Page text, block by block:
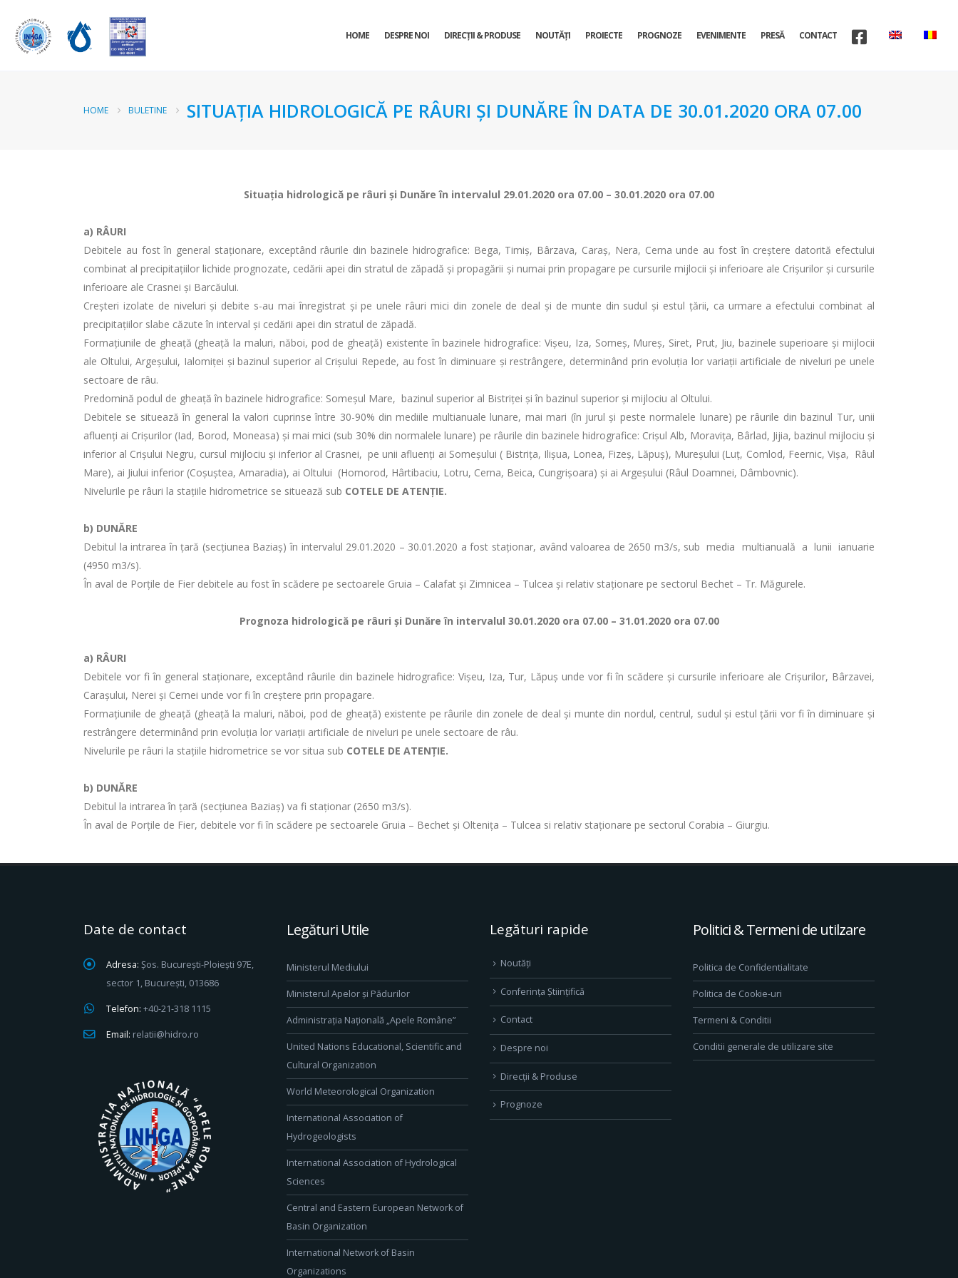
HOME DESPRE NOI DIRECŢII & PRODUSE NOUTĂȚI PROIECTE PROGNOZE EVENIMENTE PRESĂ CONTACT
HOME BULETINE SITUAŢIA HIDROLOGICĂ PE RÂURI ŞI DUNĂRE ÎN DATA DE 30.01.2020 ORA 07.00
Situaţia hidrologică pe râuri şi Dunăre în intervalul 29.01.2020 ora 07.00 – 30.01.2020 ora 07.00
a) RÂURI
Debitele au fost în general staționare, exceptând râurile din bazinele hidrografice: Bega, Timiș, Bârzava, Caraș, Nera, Cerna unde au fost în creștere datorită efectului
combinat al precipitațiilor lichide prognozate, cedării apei din stratul de zăpadă și propagării și numai prin propagare pe cursurile mijlocii și inferioare ale Crișurilor și cursurile
inferioare ale Crasnei și Barcăului.
Creşteri izolate de niveluri şi debite s-au mai înregistrat și pe unele râuri mici din zonele de deal și de munte din sudul și estul ţării, ca urmare a efectului combinat al
precipitaţiilor slabe căzute în interval și cedării apei din stratul de zăpadă.
Formaţiunile de gheaţă (gheaţă la maluri, năboi, pod de gheață) existente în bazinele hidrografice: Vișeu, Iza, Someș, Mureș, Siret, Prut, Jiu, bazinele superioare și mijlocii
ale Oltului, Argeșului, Ialomiței și bazinul superior al Crișului Repede, au fost în diminuare și restrângere, determinând prin evoluția lor variații artificiale de niveluri pe unele
sectoare de râu.
Predomină podul de gheață în bazinele hidrografice: Someșul Mare, bazinul superior al Bistriței și în bazinul superior și mijlociu al Oltului.
Debitele se situează în general la valori cuprinse între 30-90% din mediile multianuale lunare, mai mari (în jurul și peste normalele lunare) pe râurile din bazinul Tur, unii
afluenți ai Crișurilor (Iad, Borod, Moneasa) și mai mici (sub 30% din normalele lunare) pe râurile din bazinele hidrografice: Crișul Alb, Moravița, Bârlad, Jijia, bazinul mijlociu și
inferior al Crişului Negru, cursul mijlociu și inferior al Crasnei, pe unii afluenţi ai Someşului ( Bistriţa, Ilişua, Lonea, Fizeș, Lăpuş), Mureşului (Luţ, Comlod, Feernic, Vişa, Râul
Mare), ai Jiului inferior (Coșuștea, Amaradia), ai Oltului (Homorod, Hârtibaciu, Lotru, Cerna, Beica, Cungrișoara) și ai Argeșului (Râul Doamnei, Dâmbovnic).
Nivelurile pe râuri la stațiile hidrometrice se situează sub COTELE DE ATENȚIE.
b) DUNĂRE
Debitul la intrarea în ţară (secţiunea Baziaş) în intervalul 29.01.2020 – 30.01.2020 a fost staţionar, având valoarea de 2650 m3/s, sub media multianuală a lunii ianuarie
(4950 m3/s).
În aval de Porţile de Fier debitele au fost în scădere pe sectoarele Gruia – Calafat și Zimnicea – Tulcea și relativ staționare pe sectorul Bechet – Tr. Măgurele.
Prognoza hidrologică pe râuri şi Dunăre în intervalul 30.01.2020 ora 07.00 – 31.01.2020 ora 07.00
a) RÂURI
Debitele vor fi în general staționare, exceptând râurile din bazinele hidrografice: Vișeu, Iza, Tur, Lăpuș unde vor fi în scădere și cursurile inferioare ale Crișurilor, Bârzavei,
Carașului, Nerei și Cernei unde vor fi în creștere prin propagare.
Formațiunile de gheață (gheață la maluri, năboi, pod de gheață) existente pe râurile din zonele de deal și munte din nordul, centrul, sudul și estul țării vor fi în diminuare și
restrângere determinând prin evoluția lor variații artificiale de niveluri pe unele sectoare de râu.
Nivelurile pe râuri la stațiile hidrometrice se vor situa sub COTELE DE ATENȚIE.
b) DUNĂRE
Debitul la intrarea în ţară (secţiunea Baziaş) va fi staționar (2650 m3/s).
În aval de Porţile de Fier, debitele vor fi în scădere pe sectoarele Gruia – Bechet şi Olteniţa – Tulcea si relativ staţionare pe sectorul Corabia – Giurgiu.
Date de contact
Adresa: Șos. București-Ploiești 97E,
sector 1, București, 013686
Telefon: +40-21-318 1115
Email: relatii@hidro.ro
Legături Utile
Ministerul Mediului
Ministerul Apelor și Pădurilor
Administrația Națională „Apele Române”
United Nations Educational, Scientific and
Cultural Organization
World Meteorological Organization
International Association of
Hydrogeologists
International Association of Hydrological
Sciences
Central and Eastern European Network of
Basin Organization
International Network of Basin
Organizations
Legături rapide
Noutăți
Conferința Științifică
Contact
Despre noi
Direcţii & Produse
Prognoze
Politici & Termeni de utilzare
Politica de Confidentialitate
Politica de Cookie-uri
Termeni & Conditii
Conditii generale de utilizare site